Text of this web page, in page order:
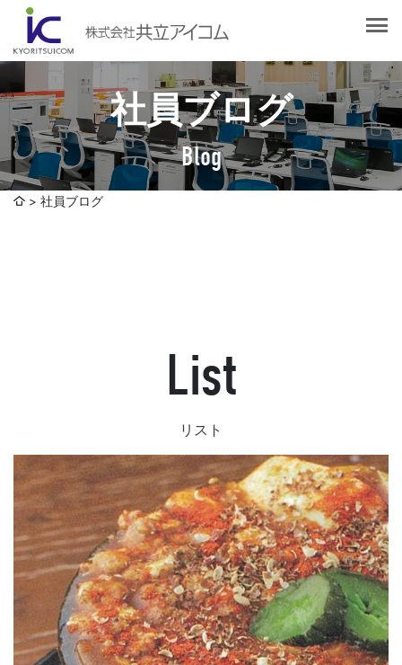
社員ブログ
Blog
会社概要
社長挨拶
企業理念
沿革
認証取得
選ばれる理由
サービス紹介
Web制作・ホームページ制作
採用情報
社員ブログ
List
リスト